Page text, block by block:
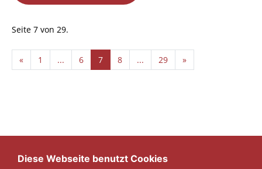
Seite 7 von 29.
« 1 ... 6 7 8 ... 29 »
Diese Webseite benutzt Cookies